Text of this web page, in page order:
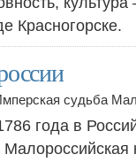
Красногорске.
судьба
года в
Малороссийская